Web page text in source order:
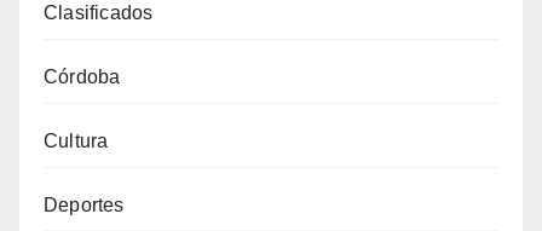
Clasificados
Córdoba
Cultura
Deportes